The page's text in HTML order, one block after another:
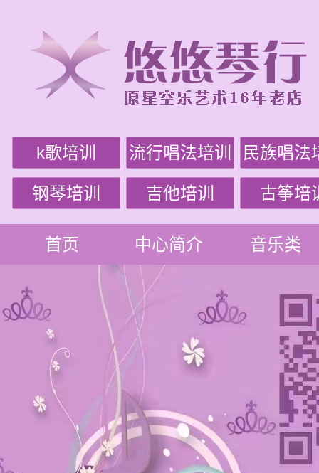
k歌培训 流行唱法培训 民族唱法
钢琴培训 吉他培训 古筝培
首页 中心简介 音乐类